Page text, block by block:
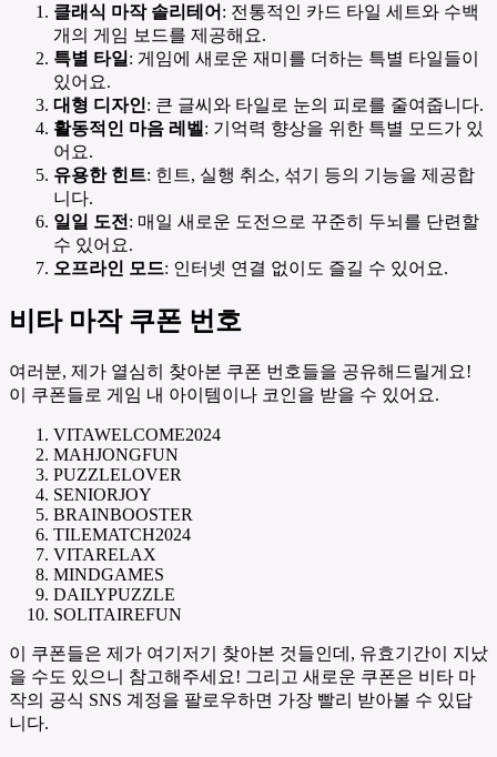
클래식 마작 솔리테어 : 전통적인 카드 타일 세트와 수백
개의 게임 보드를 제공해요.
특별 타일 : 게임에 새로운 재미를 더하는 특별 타일들이
있어요.
대형 디자인: 큰 글씨와 타일로 눈의 피로를 줄여줍니다.
활동적인 마음 레벨 : 기억력 향상을 위한 특별 모드가 있
어요.
유용한 힌트: 힌트, 실행 취소, 섞기 등의 기능을 제공합
니다.
일일 도전 : 매일 새로운 도전으로 꾸준히 두뇌를 단련할
수 있어요.
오프라인 모드: 인터넷 연결 없이도 즐길 수 있어요.
비타 마작 쿠폰 번호
여러분, 제가 열심히 찾아본 쿠폰 번호들을 공유해드릴게요!
이 쿠폰들로 게임 내 아이템이나 코인을 받을 수 있어요.
VITAWELCOME2024
MAHJONGFUN
PUZZLELOVER
SENIORJOY
BRAINBOOSTER
TILEMATCH2024
VITARELAX
MINDGAMES
DAILYPUZZLE
SOLITAIREFUN
이 쿠폰들은 제가 여기저기 찾아본 것들인데, 유효기간이 지났
을 수도 있으니 참고해주세요! 그리고 새로운 쿠폰은 비타 마
작의 공식 SNS 계정을 팔로우하면 가장 빨리 받아볼 수 있답
니다.